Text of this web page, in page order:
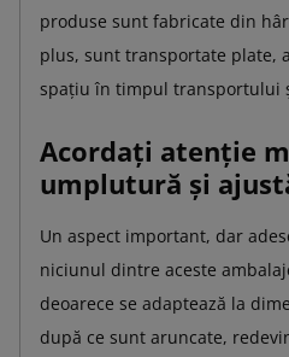
produse sunt fabricate din
plus, sunt transportate plate,
spațiu în timpul transportului
Acordați atenție
umplutură și
Un aspect important, dar
niciunul dintre aceste
deoarece se adaptează la
după ce sunt aruncate,